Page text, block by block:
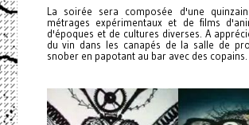
La soirée sera composée d'une
métrages expérimentaux et de films
d'époques et de cultures diverses. A
du vin dans les canapés de la salle de
snober en papotant au bar avec des copains.